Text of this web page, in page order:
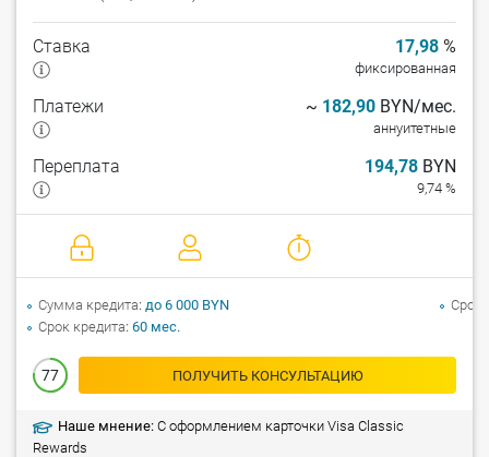
Ставка 17,98 %
фиксированная
Платежи ~ 182,90 BYN/мес.
аннуитетные
Переплата 194,78 BYN
9,74 %
77 ПОЛУЧИТЬ КОНСУЛЬТАЦИЮ
Сумма кредита до 6 000 BYN
Срок кредита 60 мес.
Срок
Наше мнение: C оформлением карточки Visa Classic
Rewards